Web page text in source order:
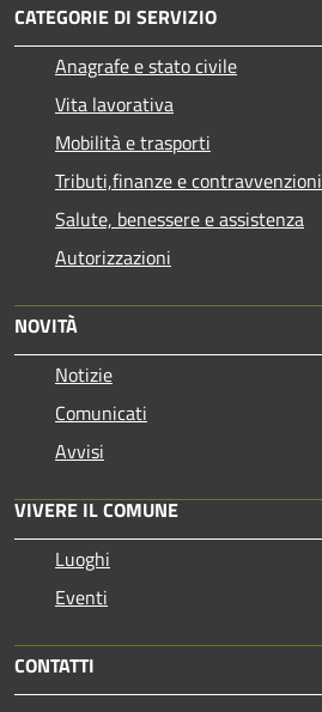
CATEGORIE DI SERVIZIO
Anagrafe e stato civile
Vita lavorativa
Mobilità e trasporti
Tributi,finanze e contravvenzioni
Salute, benessere e assistenza
Autorizzazioni
NOVITÀ
Notizie
Comunicati
Avvisi
VIVERE IL COMUNE
Luoghi
Eventi
CONTATTI